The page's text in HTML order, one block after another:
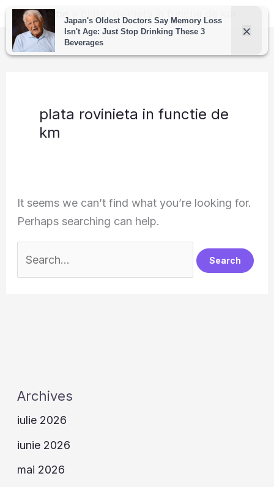
Skip
content
Home
plata rovinieta in functie de
km
It seems we can’t find what you’re looking for.
Perhaps searching can help.
Archives
iulie 2026
iunie 2026
mai 2026